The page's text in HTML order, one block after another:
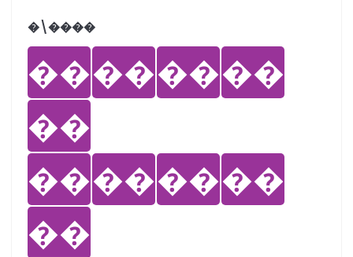
�܏\����
��������
��
��������
��